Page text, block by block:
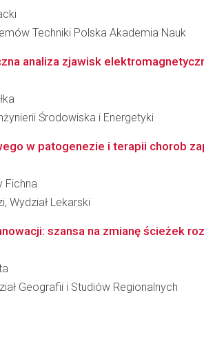
Techniki Polska Akademia Nauk
analiza zjawisk
Środowiska i Energetyki
w patogenezie i terapii chorob
Fichna
Wydział Lekarski
szansa na zmianę ścieżek
Geografii i Studiów Regionalnych